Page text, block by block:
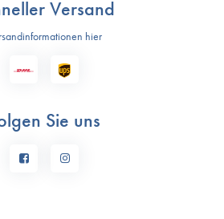
Versand
hier
Sie uns